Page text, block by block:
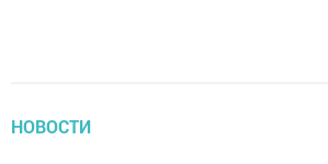
НОВОСТИ